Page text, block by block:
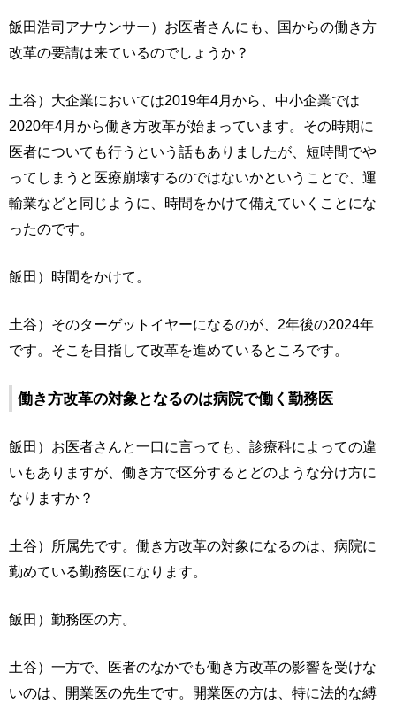
飯田浩司アナウンサー）お医者さんにも、国からの働き方
改革の要請は来ているのでしょうか？
土谷）大企業においては2019年4月から、中小企業では
2020年4月から働き方改革が始まっています。その時期に
医者についても行うという話もありましたが、短時間でや
ってしまうと医療崩壊するのではないかということで、運
輸業などと同じように、時間をかけて備えていくことにな
ったのです。
飯田）時間をかけて。
土谷）そのターゲットイヤーになるのが、2年後の2024年
です。そこを目指して改革を進めているところです。
働き方改革の対象となるのは病院で働く勤務医
飯田）お医者さんと一口に言っても、診療科によっての違
いもありますが、働き方で区分するとどのような分け方に
なりますか？
土谷）所属先です。働き方改革の対象になるのは、病院に
勤めている勤務医になります。
飯田）勤務医の方。
土谷）一方で、医者のなかでも働き方改革の影響を受けな
いのは、開業医の先生です。開業医の方は、特に法的な縛